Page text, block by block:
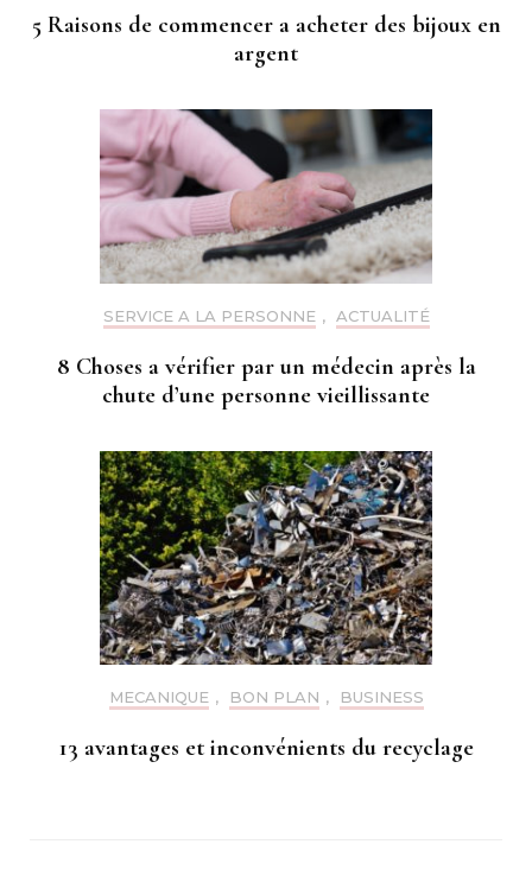
5 Raisons de commencer a acheter des bijoux en
argent
SERVICE A LA PERSONNE , ACTUALITÉ
8 Choses a vérifier par un médecin après la
chute d’une personne vieillissante
MECANIQUE , BON PLAN , BUSINESS
13 avantages et inconvénients du recyclage